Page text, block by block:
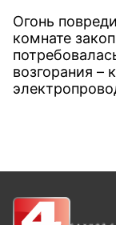
Огонь
комнате
возгорания –